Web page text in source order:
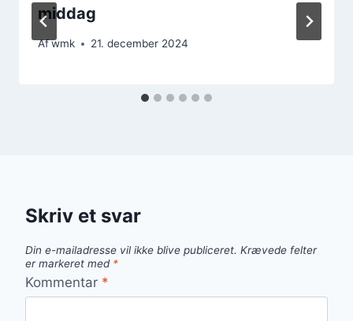
middag
Afwmk 21. december 2024
Skriv et svar
Din e-mailadresse vil ikke blive publiceret. Krævede felter
er markeret med *
Kommentar *